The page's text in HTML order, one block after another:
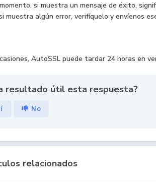
si muestra un mensaje de éxito,
muestra algún error, verifíquelo y envíenos
AutoSSL puede tardar 24 horas en
resultado útil esta respuesta?
No
relacionados